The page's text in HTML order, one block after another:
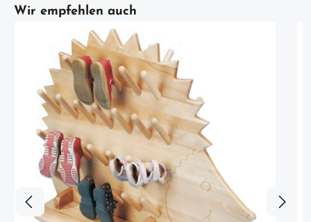
Artikelgalerie überspringen
Wir empfehlen auch